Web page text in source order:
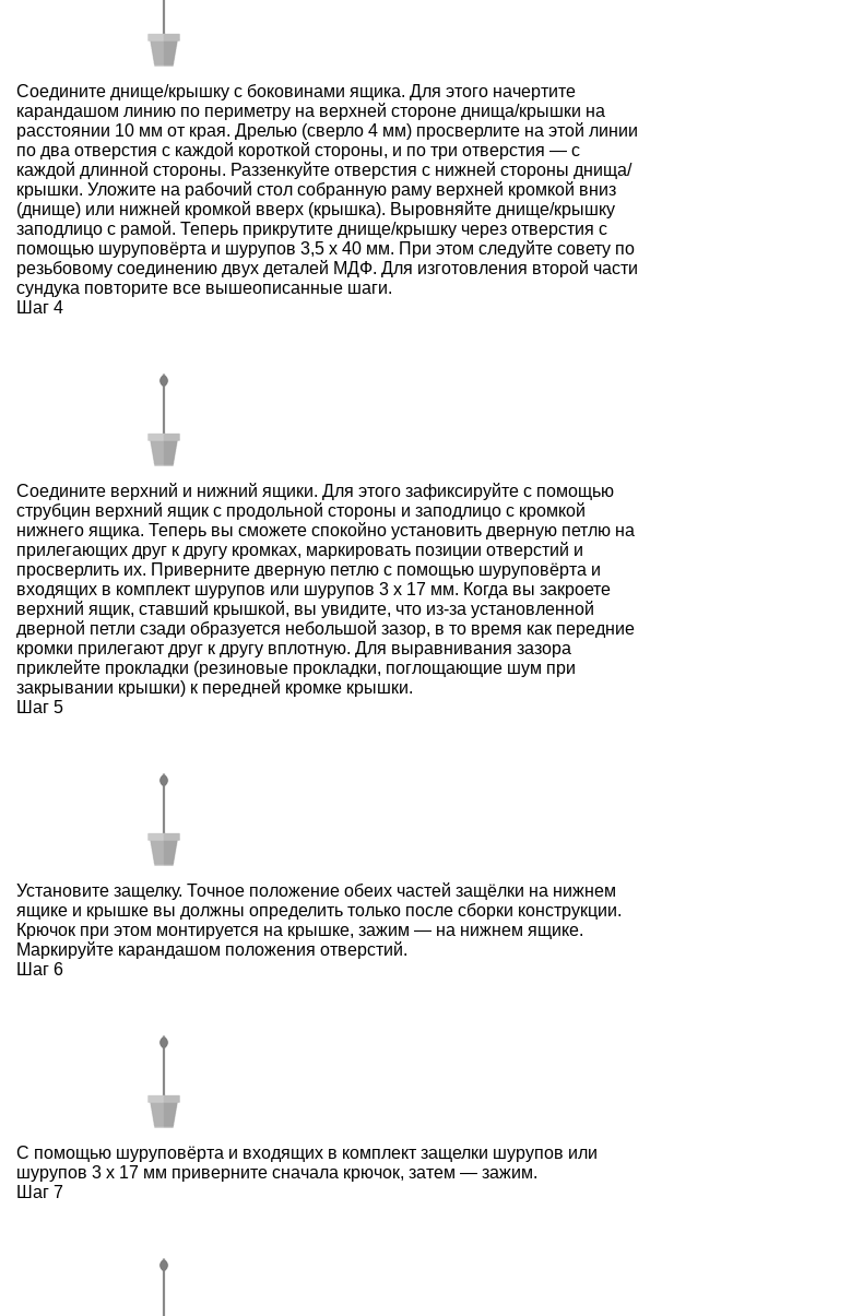
Соедините днище/крышку с боковинами ящика. Для этого начертите
карандашом линию по периметру на верхней стороне днища/крышки на
расстоянии 10 мм от края. Дрелью (сверло 4 мм) просверлите на этой линии
по два отверстия с каждой короткой стороны, и по три отверстия — с
каждой длинной стороны. Раззенкуйте отверстия с нижней стороны днища/
крышки. Уложите на рабочий стол собранную раму верхней кромкой вниз
(днище) или нижней кромкой вверх (крышка). Выровняйте днище/крышку
заподлицо с рамой. Теперь прикрутите днище/крышку через отверстия с
помощью шуруповёрта и шурупов 3,5 x 40 мм. При этом следуйте совету по
резьбовому соединению двух деталей МДФ. Для изготовления второй части
сундука повторите все вышеописанные шаги.
Шаг 4
Соедините верхний и нижний ящики. Для этого зафиксируйте с помощью
струбцин верхний ящик с продольной стороны и заподлицо с кромкой
нижнего ящика. Теперь вы сможете спокойно установить дверную петлю на
прилегающих друг к другу кромках, маркировать позиции отверстий и
просверлить их. Приверните дверную петлю с помощью шуруповёрта и
входящих в комплект шурупов или шурупов 3 x 17 мм. Когда вы закроете
верхний ящик, ставший крышкой, вы увидите, что из-за установленной
дверной петли сзади образуется небольшой зазор, в то время как передние
кромки прилегают друг к другу вплотную. Для выравнивания зазора
приклейте прокладки (резиновые прокладки, поглощающие шум при
закрывании крышки) к передней кромке крышки.
Шаг 5
Установите защелку. Точное положение обеих частей защёлки на нижнем
ящике и крышке вы должны определить только после сборки конструкции.
Крючок при этом монтируется на крышке, зажим — на нижнем ящике.
Маркируйте карандашом положения отверстий.
Шаг 6
С помощью шуруповёрта и входящих в комплект защелки шурупов или
шурупов 3 x 17 мм приверните сначала крючок, затем — зажим.
Шаг 7